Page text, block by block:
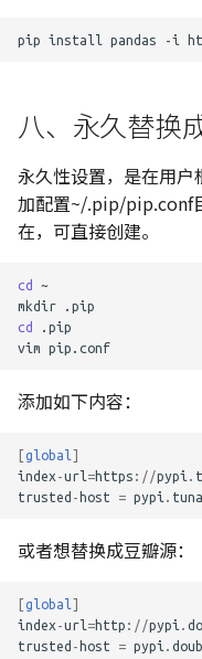
pip install pandas -i
八、永久替换
永久性设置，是在用
加配置~/.pip/pip.conf
在，可直接创建。
cd
~
mkdir
cd
.pip
vim
添加如下内容：
[global ]
index -url =https : //pypi
trusted - host = pypi tuna
或者想替换成豆瓣源：
[global ]
index -url =http : //pypi
trusted - host = pypi